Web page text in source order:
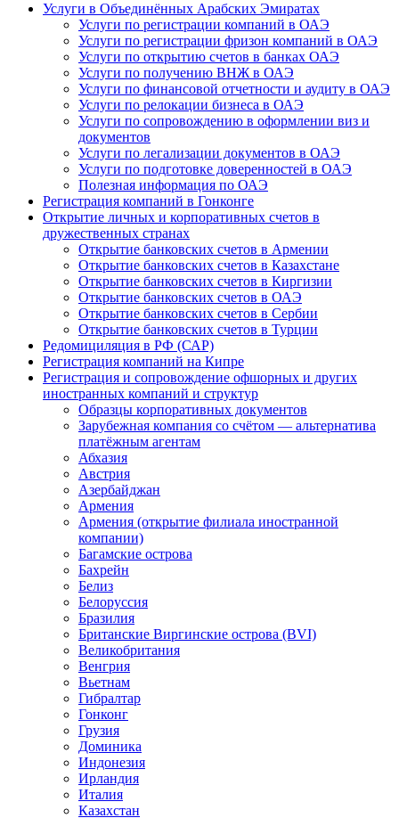
Услуги в Объединённых Арабских Эмиратах
Услуги по регистрации компаний в ОАЭ
Услуги по регистрации фризон компаний в ОАЭ
Услуги по открытию счетов в банках ОАЭ
Услуги по получению ВНЖ в ОАЭ
Услуги по финансовой отчетности и аудиту в ОАЭ
Услуги по релокации бизнеса в ОАЭ
Услуги по сопровождению в оформлении виз и
документов
Услуги по легализации документов в ОАЭ
Услуги по подготовке доверенностей в ОАЭ
Полезная информация по ОАЭ
Регистрация компаний в Гонконге
Открытие личных и корпоративных счетов в
дружественных странах
Открытие банковских счетов в Армении
Открытие банковских счетов в Казахстане
Открытие банковских счетов в Киргизии
Открытие банковских счетов в ОАЭ
Открытие банковских счетов в Сербии
Открытие банковских счетов в Турции
Редомициляция в РФ (САР)
Регистрация компаний на Кипре
Регистрация и сопровождение офшорных и других
иностранных компаний и структур
Образцы корпоративных документов
Зарубежная компания со счётом — альтернатива
платёжным агентам
Абхазия
Австрия
Азербайджан
Армения
Армения (открытие филиала иностранной
компании)
Багамские острова
Бахрейн
Белиз
Белоруссия
Бразилия
Британские Виргинские острова (BVI)
Великобритания
Венгрия
Вьетнам
Гибралтар
Гонконг
Грузия
Доминика
Индонезия
Ирландия
Италия
Казахстан